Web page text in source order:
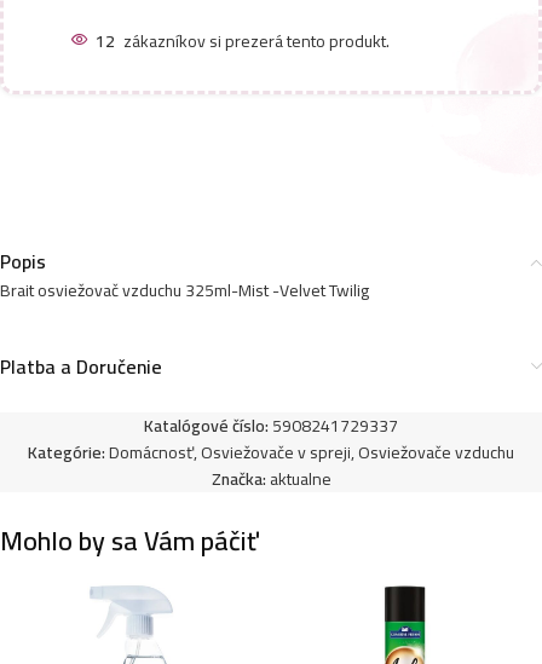
12 zákazníkov si prezerá tento produkt.
Popis
Brait osviežovač vzduchu 325ml-Mist -Velvet Twilig
Platba a Doručenie
Katalógové číslo:5908241729337
Kategórie:Domácnosť,Osviežovače v spreji,Osviežovače vzduchu
Značka:aktualne
Mohlo by sa Vám páčiť